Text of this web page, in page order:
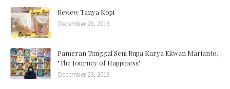
Review Tanya Kopi
December 28, 2019
Pameran Tunggal Seni Rupa Karya Ekwan Marianto,
"The Journey of Happiness"
December 23, 2019